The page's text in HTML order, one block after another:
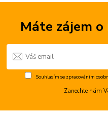
Máte zájem
Souhlasím se zpracováním
Zanechte nám